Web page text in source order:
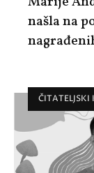
našla na
ČITATELJSKI